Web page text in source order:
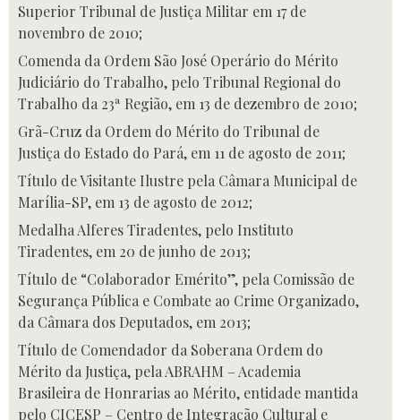
Superior Tribunal de Justiça Militar em 17 de
novembro de 2010;
Comenda da Ordem São José Operário do Mérito
Judiciário do Trabalho, pelo Tribunal Regional do
Trabalho da 23ª Região, em 13 de dezembro de 2010;
Grã-Cruz da Ordem do Mérito do Tribunal de
Justiça do Estado do Pará, em 11 de agosto de 2011;
Título de Visitante Ilustre pela Câmara Municipal de
Marília-SP, em 13 de agosto de 2012;
Medalha Alferes Tiradentes, pelo Instituto
Tiradentes, em 20 de junho de 2013;
Título de “Colaborador Emérito”, pela Comissão de
Segurança Pública e Combate ao Crime Organizado,
da Câmara dos Deputados, em 2013;
Título de Comendador da Soberana Ordem do
Mérito da Justiça, pela ABRAHM – Academia
Brasileira de Honrarias ao Mérito, entidade mantida
pelo CICESP – Centro de Integração Cultural e